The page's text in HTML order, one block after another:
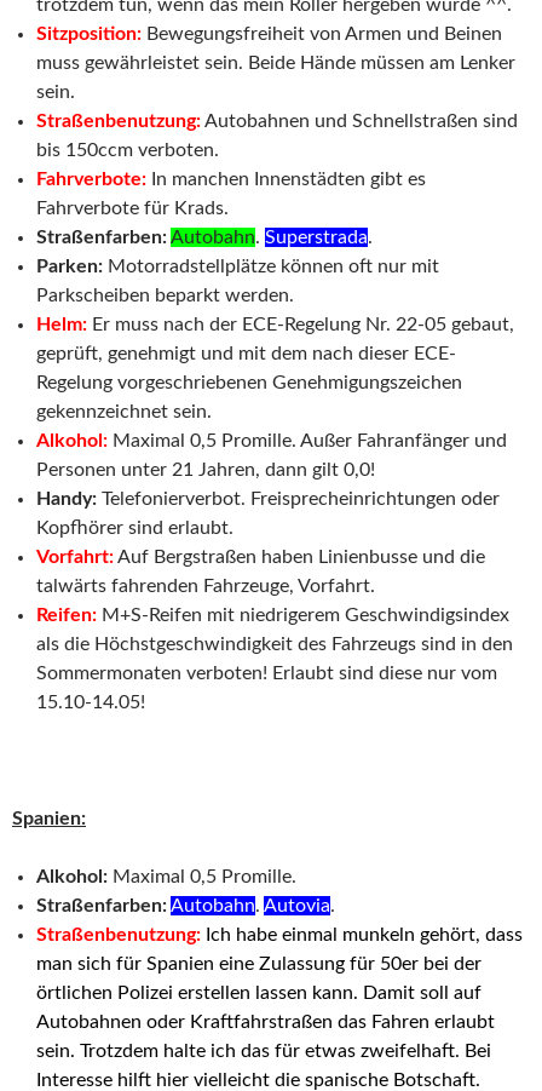
trotzdem tun, wenn das mein Roller hergeben würde ^^.
Sitzposition: Bewegungsfreiheit von Armen und Beinen
muss gewährleistet sein. Beide Hände müssen am Lenker
sein.
Straßenbenutzung:Autobahnen und Schnellstraßen sind
bis 150ccm verboten.
Fahrverbote: In manchen Innenstädten gibt es
Fahrverbote für Krads.
Straßenfarben:Autobahn. Superstrada.
Parken: Motorradstellplätze können oft nur mit
Parkscheiben beparkt werden.
Helm: Er muss nach der ECE-Regelung Nr. 22-05 gebaut,
geprüft, genehmigt und mit dem nach dieser ECE-
Regelung vorgeschriebenen Genehmigungszeichen
gekennzeichnet sein.
Alkohol: Maximal 0,5 Promille. Außer Fahranfänger und
Personen unter 21 Jahren, dann gilt 0,0!
Handy: Telefonierverbot. Freisprecheinrichtungen oder
Kopfhörer sind erlaubt.
Vorfahrt:Auf Bergstraßen haben Linienbusse und die
talwärts fahrenden Fahrzeuge, Vorfahrt.
Reifen: M+S-Reifen mit niedrigerem Geschwindigsindex
als die Höchstgeschwindigkeit des Fahrzeugs sind in den
Sommermonaten verboten! Erlaubt sind diese nur vom
15.10-14.05!
Spanien:
Alkohol: Maximal 0,5 Promille.
Straßenfarben:Autobahn. Autovia.
Straßenbenutzung: Ich habe einmal munkeln gehört, dass
man sich für Spanien eine Zulassung für 50er bei der
örtlichen Polizei erstellen lassen kann. Damit soll auf
Autobahnen oder Kraftfahrstraßen das Fahren erlaubt
sein. Trotzdem halte ich das für etwas zweifelhaft. Bei
Interesse hilft hier vielleicht die spanische Botschaft.